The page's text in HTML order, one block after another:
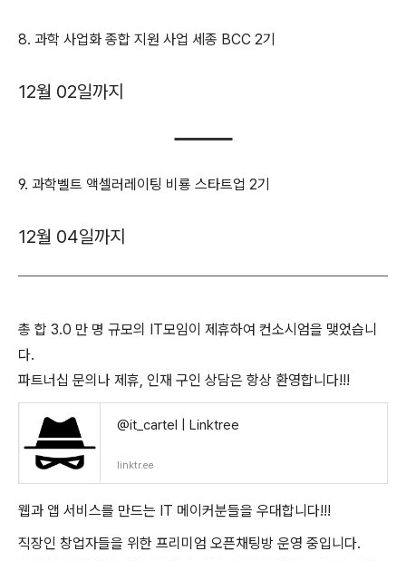
8. 과학 사업화 종합 지원 사업 세종 BCC 2기
12월 02일까지
9. 과학벨트 액셀러레이팅 비룡 스타트업 2기
12월 04일까지
총 합 3.0 만 명 규모의 IT모임이 제휴하여 컨소시엄을 맺었습니
다.
파트너십 문의나 제휴, 인재 구인 상담은 항상 환영합니다!!!
@it_cartel | Linktree
linktr.ee
웹과 앱 서비스를 만드는 IT 메이커분들을 우대합니다!!!
직장인 창업자들을 위한 프리미엄 오픈채팅방 운영 중입니다.